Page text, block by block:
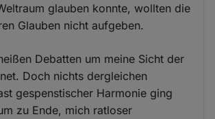
glauben konnte, wollten die
Glauben nicht aufgeben.
Debatten um meine Sicht der
Doch nichts dergleichen
gespenstischer Harmonie ging
zu Ende, mich ratloser